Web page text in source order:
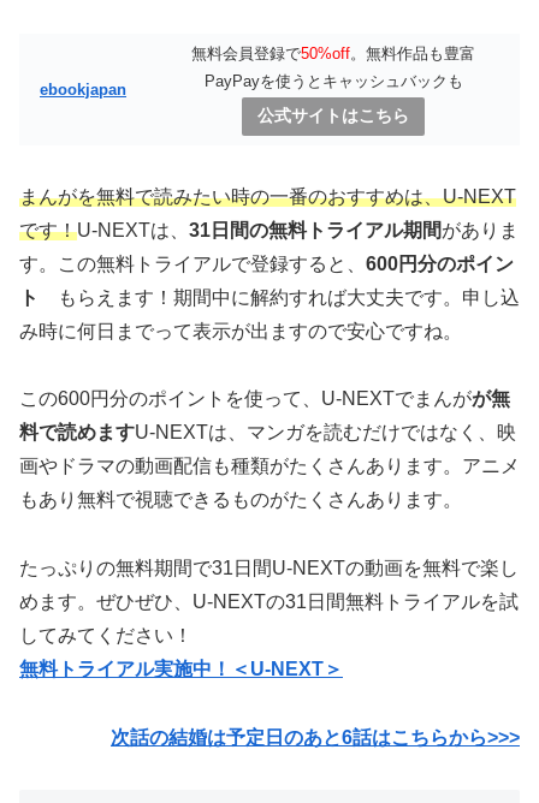
ebookjapan
無料会員登録で50%off。無料作品も豊富
PayPayを使うとキャッシュバックも
公式サイトはこちら
まんがを無料で読みたい時の一番のおすすめは、U-NEXT
です！U-NEXTは、 31日間の無料トライアル期間がありま
す。この無料トライアルで登録すると、 600円分のポイン
ト
もらえます！期間中に解約すれば大丈夫です。申し込
み時に何日までって表示が出ますので安心ですね。
この600円分のポイントを使って、U-NEXTでまんがが無
料で読めますU-NEXTは、マンガを読むだけではなく、映
画やドラマの動画配信も種類がたくさんあります。アニメ
もあり無料で視聴できるものがたくさんあります。
たっぷりの無料期間で31日間U-NEXTの動画を無料で楽し
めます。ぜひぜひ、U-NEXTの31日間無料トライアルを試
してみてください！
無料トライアル実施中！＜U-NEXT＞
次話の結婚は予定日のあと6話はこちらから>>>